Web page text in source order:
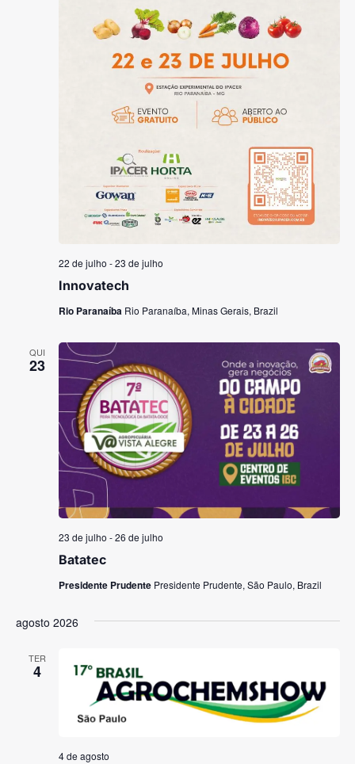
Innovatech
22 de julho -23 de julho
Rio Paranaíba Rio Paranaíba, Minas Gerais, Brazil
QUI
23
Batatec
23 de julho -26 de julho
Presidente Prudente Presidente Prudente, São Paulo, Brazil
agosto 2026
TER
4
4 de agosto